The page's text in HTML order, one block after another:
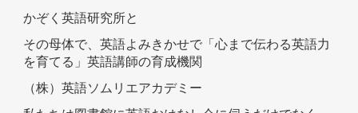
かぞく英語研究所と
その母体で、英語よみきかせで「心まで伝わる英語力
を育てる」英語講師の育成機関
（株）英語ソムリエアカデミー